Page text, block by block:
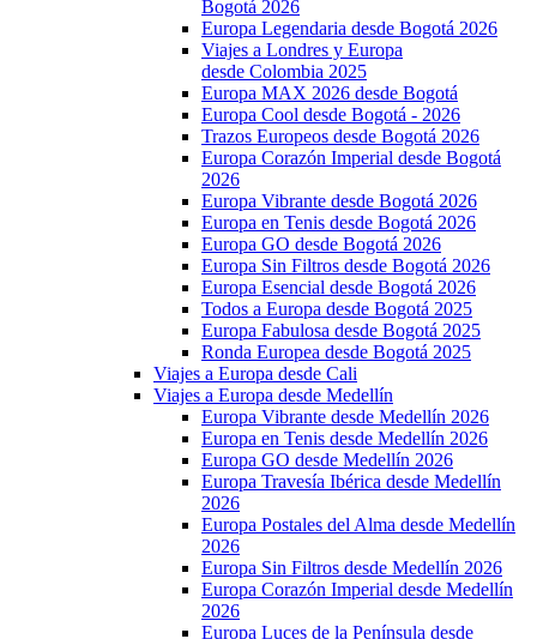
Bogotá 2026
Europa Legendaria desde Bogotá 2026
Viajes a Londres y Europa
desde Colombia 2025
Europa MAX 2026 desde Bogotá
Europa Cool desde Bogotá - 2026
Trazos Europeos desde Bogotá 2026
Europa Corazón Imperial desde Bogotá
2026
Europa Vibrante desde Bogotá 2026
Europa en Tenis desde Bogotá 2026
Europa GO desde Bogotá 2026
Europa Sin Filtros desde Bogotá 2026
Europa Esencial desde Bogotá 2026
Todos a Europa desde Bogotá 2025
Europa Fabulosa desde Bogotá 2025
Ronda Europea desde Bogotá 2025
Viajes a Europa desde Cali
Viajes a Europa desde Medellín
Europa Vibrante desde Medellín 2026
Europa en Tenis desde Medellín 2026
Europa GO desde Medellín 2026
Europa Travesía Ibérica desde Medellín
2026
Europa Postales del Alma desde Medellín
2026
Europa Sin Filtros desde Medellín 2026
Europa Corazón Imperial desde Medellín
2026
Europa Luces de la Península desde